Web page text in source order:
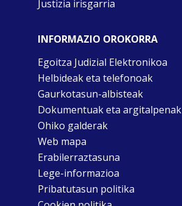
Justizia irisgarria
INFORMAZIO OROKORRA
Egoitza Judizial Elektronikoa
Helbideak eta telefonoak
Gaurkotasun-albisteak
Dokumentuak eta argitalpenak
Ohiko galderak
Web mapa
Erabilerraztasuna
Lege-informazioa
Pribatutasun politika